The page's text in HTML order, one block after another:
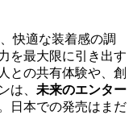
快適な装着感の調
を最大限に引き出す
との共有体験や、創
は、 未来のエンター
日本での発売はまだ